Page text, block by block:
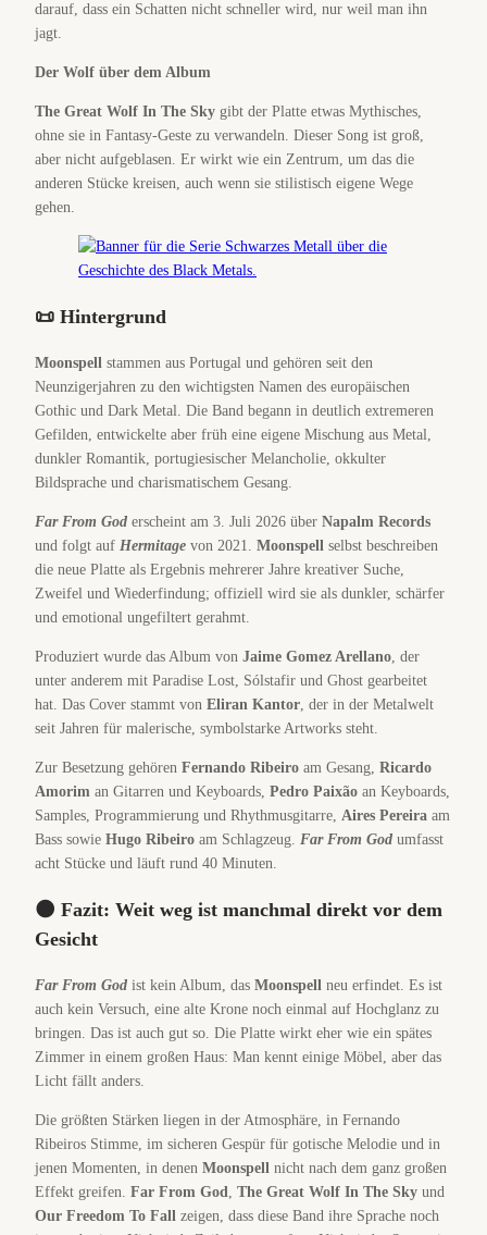
darauf, dass ein Schatten nicht schneller wird, nur weil man ihn
jagt.
Der Wolf über dem Album
The Great Wolf In The Sky gibt der Platte etwas Mythisches,
ohne sie in Fantasy-Geste zu verwandeln. Dieser Song ist groß,
aber nicht aufgeblasen. Er wirkt wie ein Zentrum, um das die
anderen Stücke kreisen, auch wenn sie stilistisch eigene Wege
gehen.
📜 Hintergrund
Moonspell stammen aus Portugal und gehören seit den
Neunzigerjahren zu den wichtigsten Namen des europäischen
Gothic und Dark Metal. Die Band begann in deutlich extremeren
Gefilden, entwickelte aber früh eine eigene Mischung aus Metal,
dunkler Romantik, portugiesischer Melancholie, okkulter
Bildsprache und charismatischem Gesang.
Far From God erscheint am 3. Juli 2026 über Napalm Records
und folgt auf Hermitage von 2021. Moonspell selbst beschreiben
die neue Platte als Ergebnis mehrerer Jahre kreativer Suche,
Zweifel und Wiederfindung; offiziell wird sie als dunkler, schärfer
und emotional ungefiltert gerahmt.
Produziert wurde das Album von Jaime Gomez Arellano, der
unter anderem mit Paradise Lost, Sólstafir und Ghost gearbeitet
hat. Das Cover stammt von Eliran Kantor, der in der Metalwelt
seit Jahren für malerische, symbolstarke Artworks steht.
Zur Besetzung gehören Fernando Ribeiro am Gesang, Ricardo
Amorim an Gitarren und Keyboards, Pedro Paixão an Keyboards,
Samples, Programmierung und Rhythmusgitarre, Aires Pereira am
Bass sowie Hugo Ribeiro am Schlagzeug. Far From God umfasst
acht Stücke und läuft rund 40 Minuten.
🌑 Fazit: Weit weg ist manchmal direkt vor dem
Gesicht
Far From God ist kein Album, das Moonspell neu erfindet. Es ist
auch kein Versuch, eine alte Krone noch einmal auf Hochglanz zu
bringen. Das ist auch gut so. Die Platte wirkt eher wie ein spätes
Zimmer in einem großen Haus: Man kennt einige Möbel, aber das
Licht fällt anders.
Die größten Stärken liegen in der Atmosphäre, in Fernando
Ribeiros Stimme, im sicheren Gespür für gotische Melodie und in
jenen Momenten, in denen Moonspell nicht nach dem ganz großen
Effekt greifen. Far From God, The Great Wolf In The Sky und
Our Freedom To Fall zeigen, dass diese Band ihre Sprache noch